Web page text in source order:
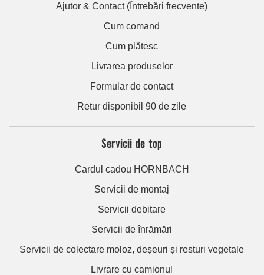
Ajutor & Contact (Întrebări frecvente)
Cum comand
Cum plătesc
Livrarea produselor
Formular de contact
Retur disponibil 90 de zile
Servicii de top
Cardul cadou HORNBACH
Servicii de montaj
Servicii debitare
Servicii de înrămări
Servicii de colectare moloz, deșeuri și resturi vegetale
Livrare cu camionul